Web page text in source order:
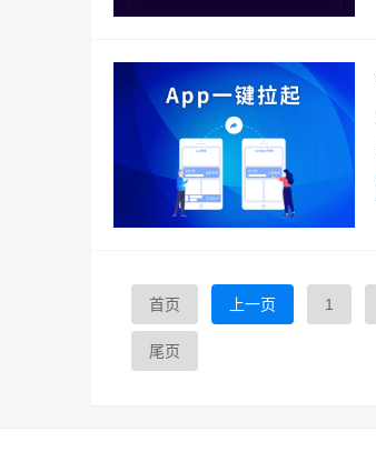
首页 上一页 1
尾页